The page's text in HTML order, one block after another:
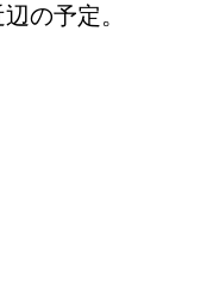
の予定。